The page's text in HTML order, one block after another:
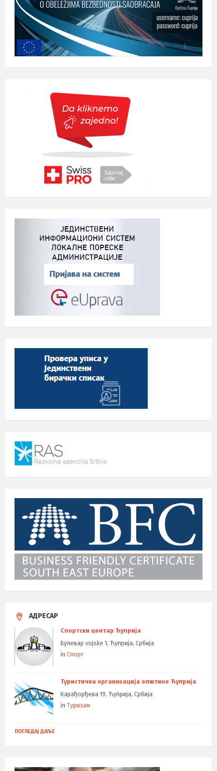
АДРЕСАР
Спортски центар Ћуприја
Булевар vojske 1, Ћуприја, Србија
in Спорт
Туристичка организација општине Ћуприја
Карађорђева 19, Ћуприја, Србија
in Туризам
ПОГЛЕДАЈ ДАЉЕ